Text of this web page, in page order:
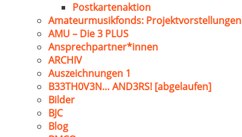
Postkartenaktion
Amateurmusikfonds: Projektvorstellungen
AMU – Die 3 PLUS
Ansprechpartner*innen
ARCHIV
Auszeichnungen 1
B33TH0V3N… AND3RS! [abgelaufen]
Bilder
BJC
Blog